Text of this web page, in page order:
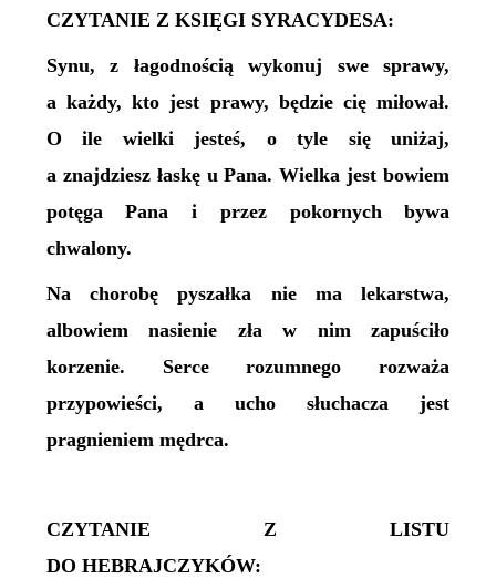
CZYTANIE Z KSIĘGI SYRACYDESA:
Synu, z łagodnością wykonuj swe sprawy,
a każdy, kto jest prawy, będzie cię miłował.
O ile wielki jesteś, o tyle się uniżaj,
a znajdziesz łaskę u Pana. Wielka jest bowiem
potęga Pana i przez pokornych bywa
chwalony.
Na chorobę pyszałka nie ma lekarstwa,
albowiem nasienie zła w nim zapuściło
korzenie. Serce rozumnego rozważa
przypowieści, a ucho słuchacza jest
pragnieniem mędrca.
CZYTANIE Z LISTU
DO HEBRAJCZYKÓW: